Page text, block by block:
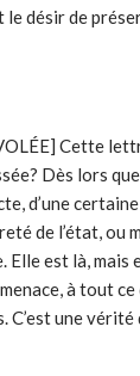
désir de
Cette
Dès lors
d’une
de l’état, ou
est là, mais
à tout
C’est une vérité